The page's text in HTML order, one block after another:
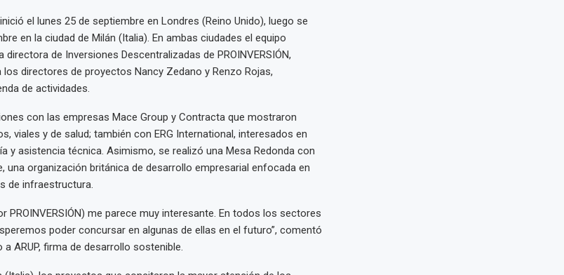
el lunes 25 de septiembre en Londres (Reino Unido), luego se
en la ciudad de Milán (Italia). En ambas ciudades el equipo
de Inversiones Descentralizadas de PROINVERSIÓN,
los directores de proyectos Nancy Zedano y Renzo Rojas,
de actividades.
con las empresas Mace Group y Contracta que mostraron
viales y de salud; también con ERG International, interesados en
y asistencia técnica. Asimismo, se realizó una Mesa Redonda con
una organización británica de desarrollo empresarial enfocada en
de infraestructura.
PROINVERSIÓN) me parece muy interesante. En todos los sectores
poder concursar en algunas de ellas en el futuro”, comentó
ARUP, firma de desarrollo sostenible.